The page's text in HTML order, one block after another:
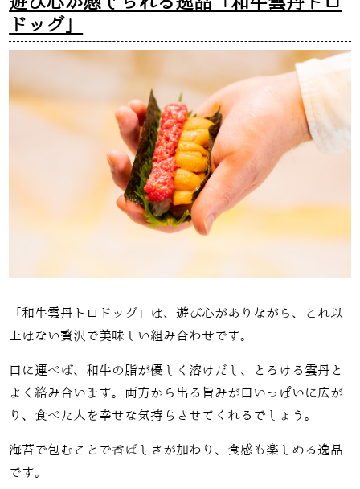
ドッグ」
「和牛雲丹トロドッグ」は、遊び心がありながら、これ以
上はない贅沢で美味しい組み合わせです。
口に運べば、和牛の脂が優しく溶けだし、とろける雲丹と
よく絡み合います。両方から出る旨みが口いっぱいに広が
り、食べた人を幸せな気持ちさせてくれるでしょう。
海苔で包むことで香ばしさが加わり、食感も楽しめる逸品
です。